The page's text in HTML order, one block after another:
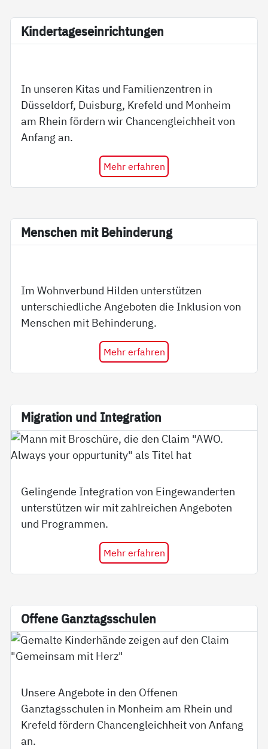
Kin­der­ta­ge­s­ein­rich­tun­gen
In unseren Kitas und Familienzentren in
Düsseldorf, Duisburg, Krefeld und Monheim
am Rhein fördern wir Chancengleichheit von
Anfang an.
Mehr erfahren
Men­schen mit Be­hin­de­rung
Im Wohnverbund Hilden unterstützen
unterschiedliche Angeboten die Inklusion von
Menschen mit Behinderung.
Mehr erfahren
Mi­g­ra­ti­on und In­te­g­ra­ti­on
Gelingende Integration von Eingewanderten
unterstützen wir mit zahlreichen Angeboten
und Programmen.
Mehr erfahren
Of­fe­ne Ganz­tags­schu­len
Unsere Angebote in den Offenen
Ganztagsschulen in Monheim am Rhein und
Krefeld fördern Chancengleichheit von Anfang
an.